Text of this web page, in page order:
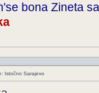
bona Zineta
Istočno Sarajevo